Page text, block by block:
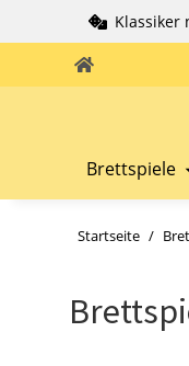
Klassiker
Brettspiele
Startseite